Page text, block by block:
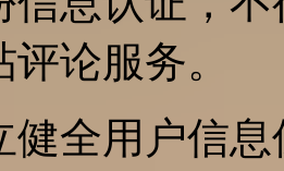
论服务。
健全用户信